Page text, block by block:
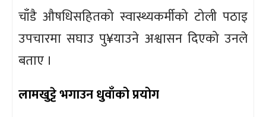
चाँडै औषधिसहितको स्वास्थ्यकर्मीको टोली पठाइ
उपचारमा सघाउ पु¥याउने अश्वासन दिएको उनले
बताए ।
लामखुट्टे भगाउन धुवाँको प्रयोग